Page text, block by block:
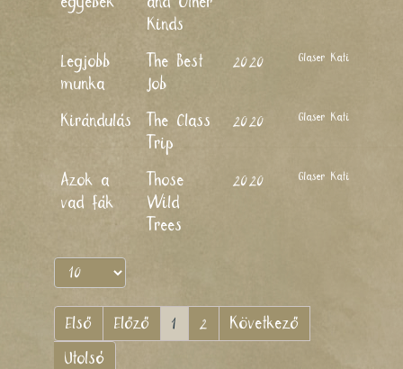
Kinds
Legjobb
munka
The Best
Job
2020 Glaser Kati
Kirándulás
The Class
Trip
2020 Glaser Kati
Azok a
vad fák
Those
Wild
Trees
2020 Glaser Kati
Első Előző 1 2 Következő
Utolsó